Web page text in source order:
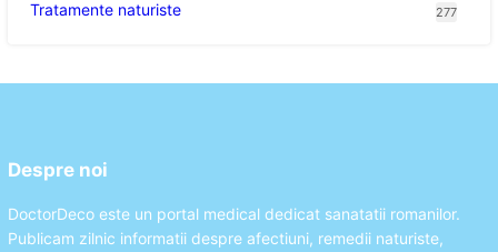
Tratamente naturiste 277
Despre noi
DoctorDeco este un portal medical dedicat sanatatii romanilor.
Publicam zilnic informatii despre afectiuni, remedii naturiste,